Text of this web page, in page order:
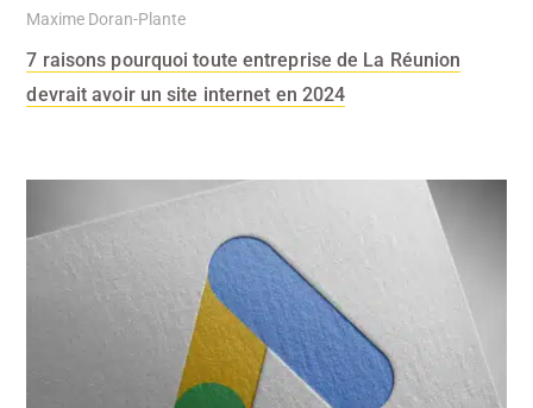
Maxime Doran-Plante
7 raisons pourquoi toute entreprise de La Réunion
devrait avoir un site internet en 2024